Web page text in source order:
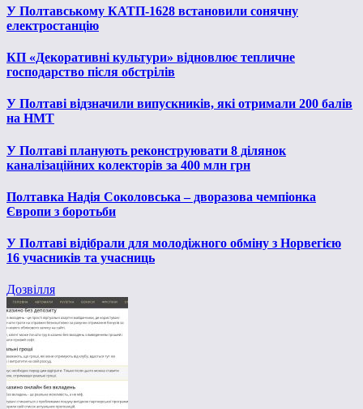
У Полтавському КАТП-1628 встановили сонячну
електростанцію
КП «Декоративні культури» відновлює тепличне
господарство після обстрілів
У Полтаві відзначили випускників, які отримали 200 балів
на НМТ
У Полтаві планують реконструювати 8 ділянок
каналізаційних колекторів за 400 млн грн
Полтавка Надія Соколовська – дворазова чемпіонка
Європи з боротьби
У Полтаві відібрали для молодіжного обміну з Норвегією
16 учасників та учасниць
Дозвілля